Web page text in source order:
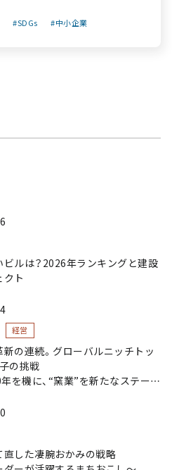
SDGs 中小企業
ビルは？2026年ランキングと建設
クト
経営
の連続。グローバルニッチトッ
の挑戦
を機に、“窯業”を新たなステージ
直した凄腕おかみの戦略